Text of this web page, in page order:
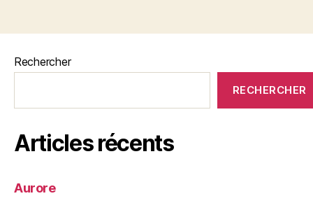
publications
Rechercher
RECHERCHER
Articles récents
Aurore